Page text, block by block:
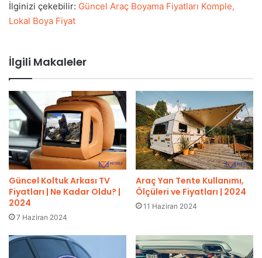
İlginizi çekebilir: Güncel Araç Boyama Fiyatları Komple,
Lokal Boya Fiyat
İlgili Makaleler
Güncel Koltuk Arkası TV
Fiyatları | Ne Kadar Oldu? |
2024
7 Haziran 2024
Araç Yan Tente Kullanımı,
Ölçüleri ve Fiyatları | 2024
11 Haziran 2024